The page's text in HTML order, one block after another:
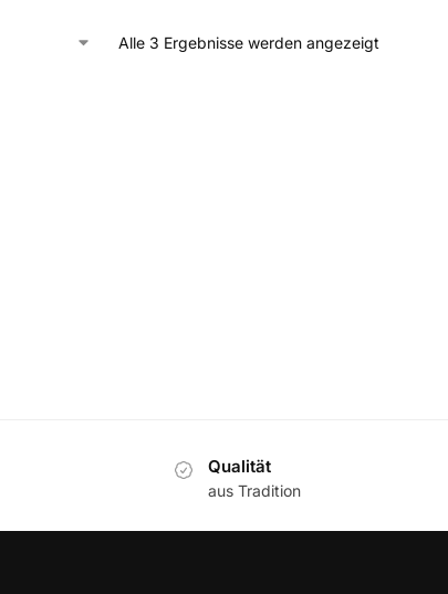
Alle 3 Ergebnisse werden angezeigt
Qualität
aus Tradition